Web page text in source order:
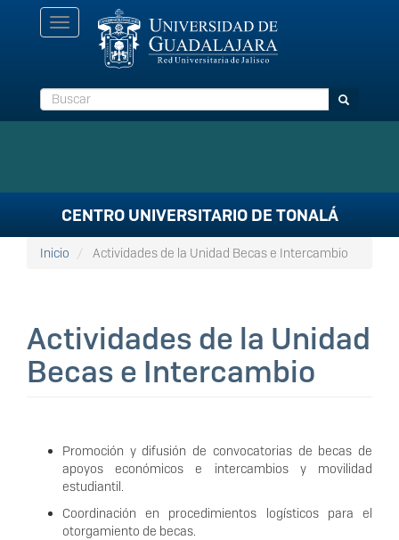
Toggle
navigation
Buscar Buscar
CENTRO UNIVERSITARIO DE TONALÁ
Inicio Actividades de la Unidad Becas e Intercambio
Actividades de la Unidad
Becas e Intercambio
Promoción y difusión de convocatorias de becas de
apoyos económicos e intercambios y movilidad
estudiantil.
Coordinación en procedimientos logísticos para el
otorgamiento de becas.